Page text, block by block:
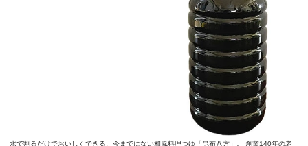
水で割るだけでおいしくできる、今までにない和風料理つゆ「昆布八方」。 創業140年の老